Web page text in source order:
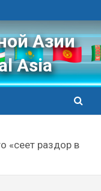
Азии
Asia
«сеет раздор в